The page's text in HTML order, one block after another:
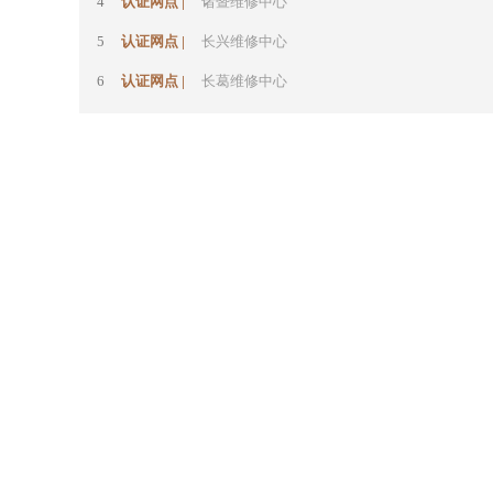
5 认证网点 | 长兴维修中心
6 认证网点 | 长葛维修中心